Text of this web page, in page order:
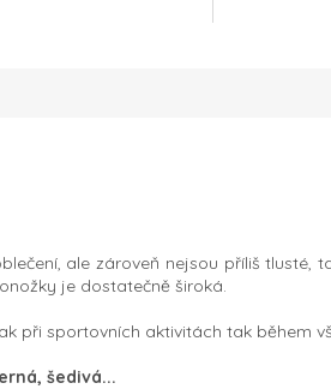
ale zároveň nejsou příliš tlusté,
je dostatečně široká.
při sportovních aktivitách tak během
šedivá...